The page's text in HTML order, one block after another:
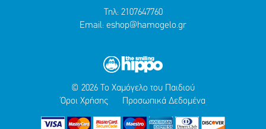
Τηλ: 2107647760
Email: eshop@hamogelo.gr
© 2026 Το Χαμόγελο του Παιδιού
Όροι Χρήσης
Προσωπικά Δεδομένα